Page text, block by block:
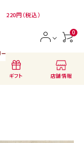
220円（税込）
0
ギフト 店舗情報